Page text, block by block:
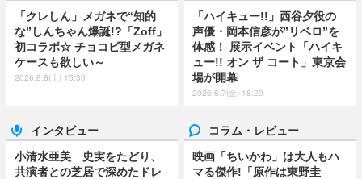
「クレしん」メガネで“知的
な”しんちゃん爆誕!?「Zoff」
初コラボ☆ チョコビ型メガネ
ケースも欲しい～
2026.8.8(土) 15:30
「ハイキュー!!」西谷夕役の
声優・岡本信彦が”リベロ”を
体感！ 展示イベント「ハイキ
ュー!! オン ザ コート」東京会
場が開幕
2026.8.7(金) 18:20
インタビュー
小清水亜美 史実をたどり、
共演者との芝居で深めたドレ
コラム・レビュー
映画「ちいかわ」は大人もハ
マる傑作!「原作は東野圭